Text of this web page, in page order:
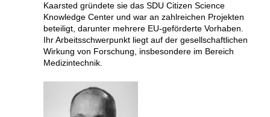
Kaarsted gründete sie das SDU Citizen Science
Knowledge Center und war an zahlreichen Projekten
beteiligt, darunter mehrere EU-geförderte Vorhaben.
Ihr Arbeitsschwerpunkt liegt auf der gesellschaftlichen
Wirkung von Forschung, insbesondere im Bereich
Medizintechnik.